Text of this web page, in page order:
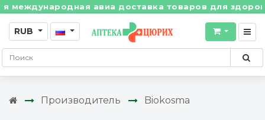
авиа доставка товаров для
RUB
Производитель Biokosma